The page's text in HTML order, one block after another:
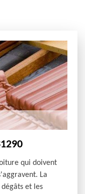
qui doivent
La
et les